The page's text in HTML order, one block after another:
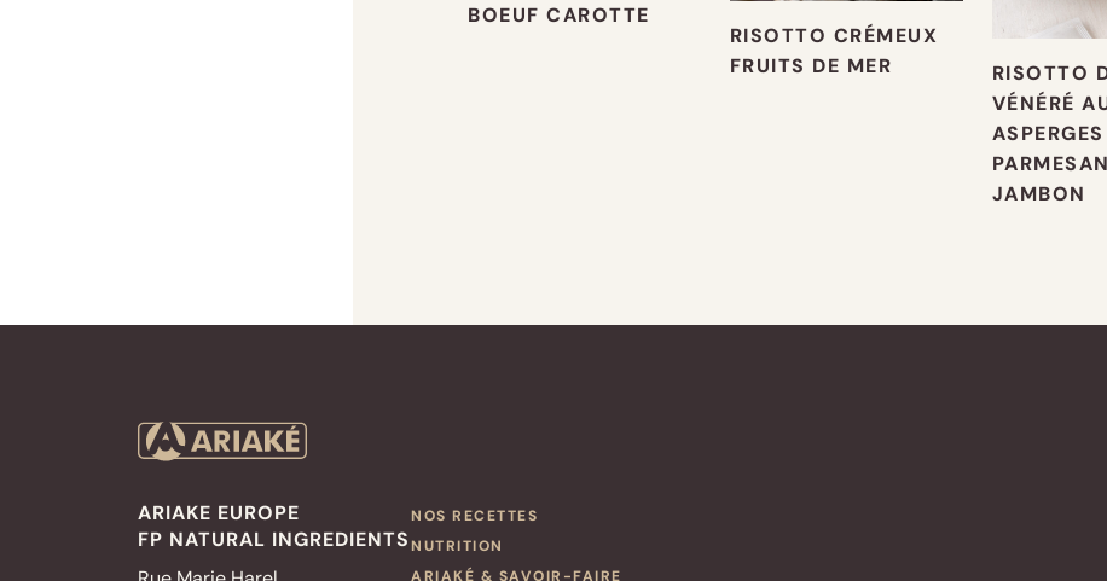
BOEUF CAROTTE
RISOTTO CRÉMEUX
FRUITS DE MER
RISOTTO
VÉNÉRÉ
JAMBON
ARIAKE EUROPE
FP NATURAL INGREDIENTS
NOS RECETTES
NUTRITION
ARIAKÉ & SAVOIR-FAIRE